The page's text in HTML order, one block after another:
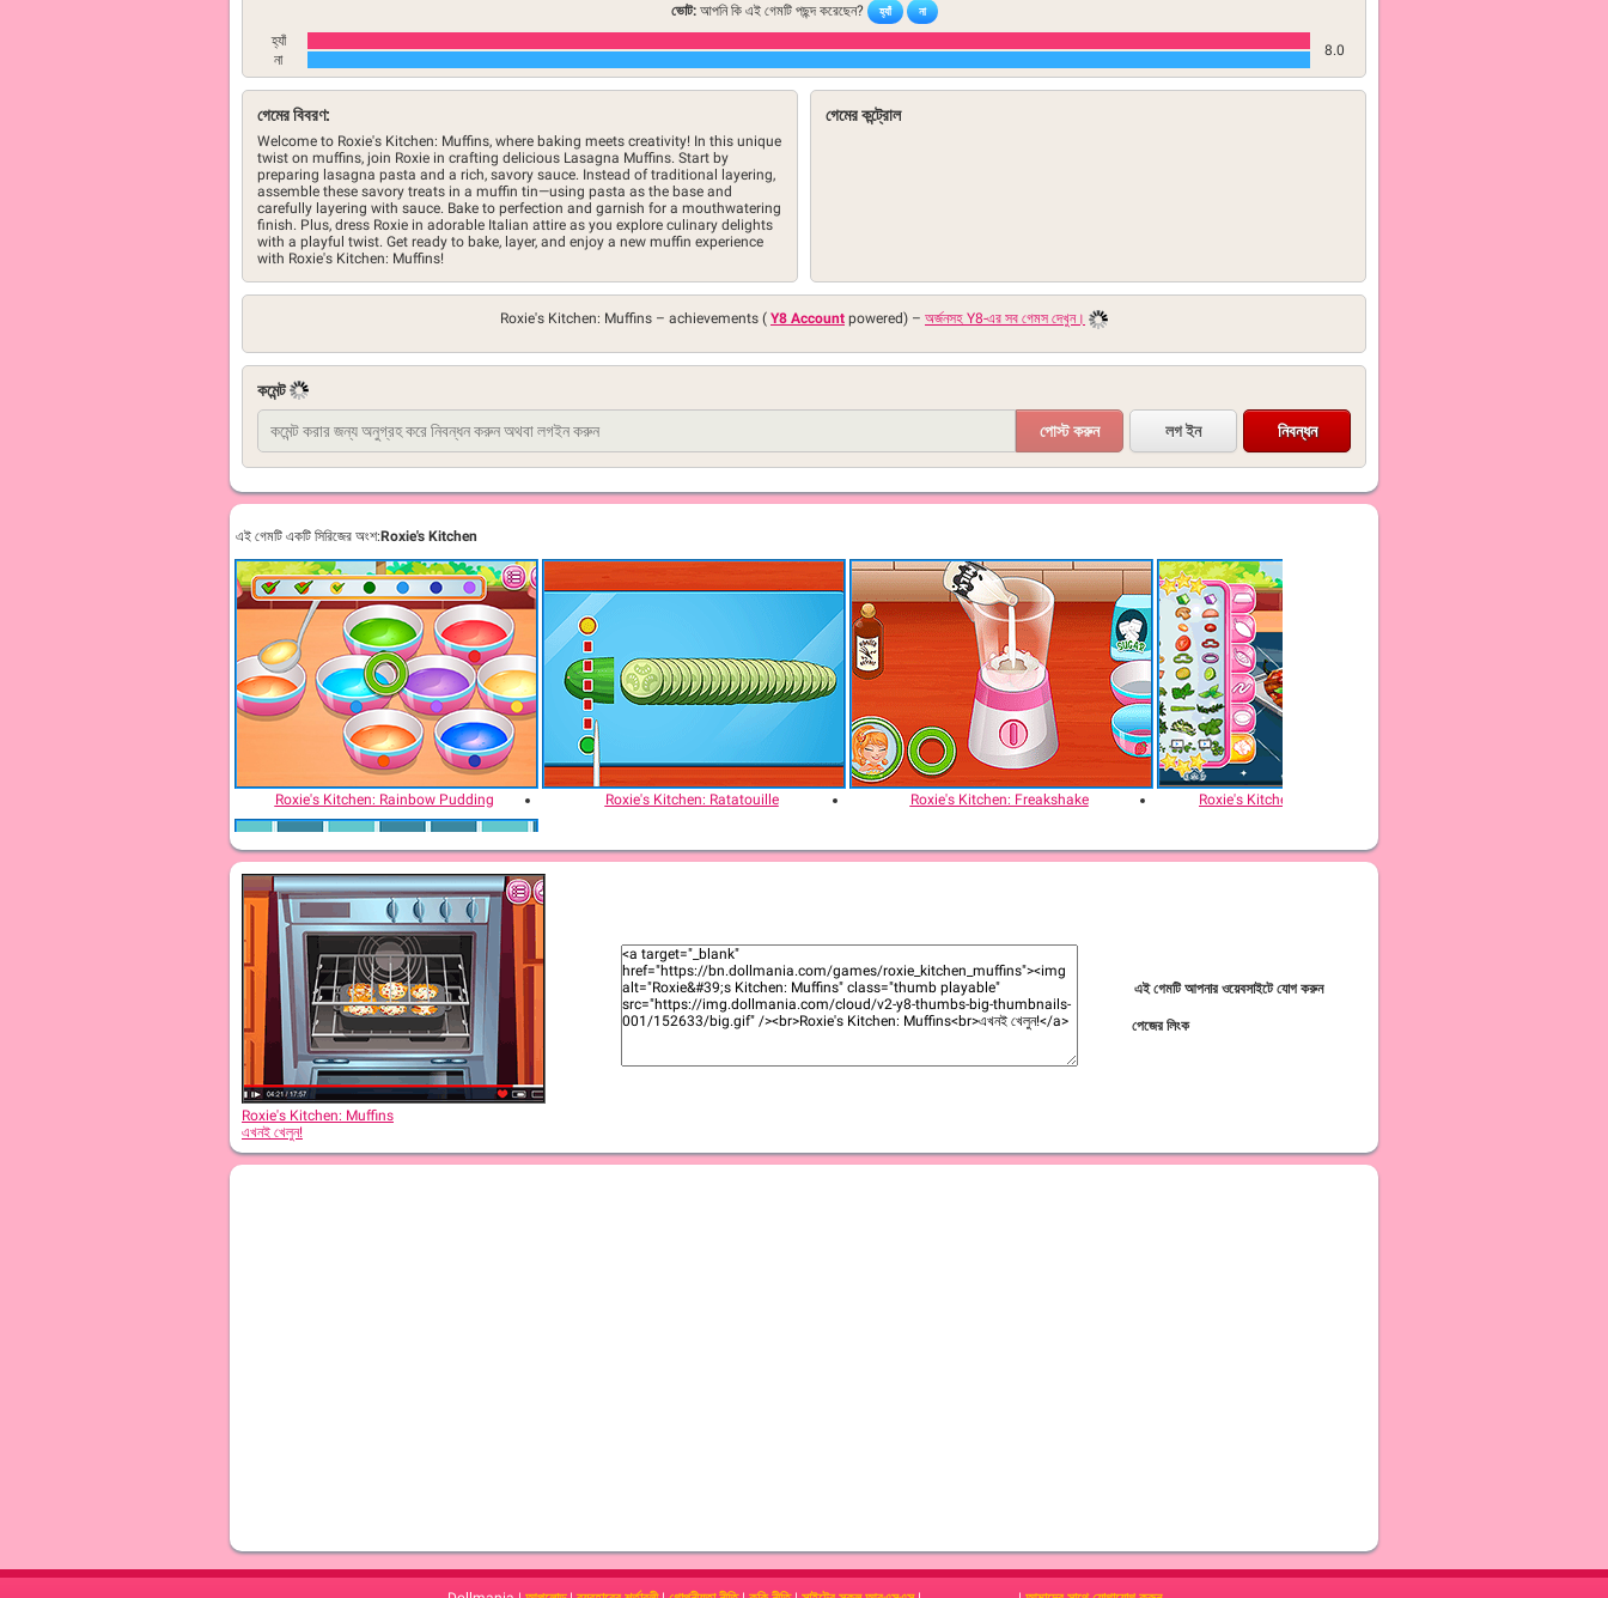
ভোট:আপনি কি এই গেমটি পছন্দ করেছেন? হ্যাঁ না
হ্যাঁ
8.0
না
গেমের বিবরণ:
Welcome to Roxie's Kitchen: Muffins, where baking meets creativity! In this unique
twist on muffins, join Roxie in crafting delicious Lasagna Muffins. Start by
preparing lasagna pasta and a rich, savory sauce. Instead of traditional layering,
assemble these savory treats in a muffin tin—using pasta as the base and
carefully layering with sauce. Bake to perfection and garnish for a mouthwatering
finish. Plus, dress Roxie in adorable Italian attire as you explore culinary delights
with a playful twist. Get ready to bake, layer, and enjoy a new muffin experience
with Roxie's Kitchen: Muffins!
গেমের কন্ট্রোল
Roxie's Kitchen: Muffins – achievements ( Y8 Account powered) – অর্জনসহ Y8-এর সব গেমস দেখুন।
কমেন্ট
লগ ইন নিবন্ধন
এই গেমটি একটি সিরিজের অংশ:Roxie's Kitchen
Roxie's Kitchen: Rainbow Pudding Roxie's Kitchen: Ratatouille Roxie's Kitchen: Freakshake Roxie's Kitchen: Jalapeño Popper
Roxie's Kitchen: Birthday Cake
Roxie's Kitchen: Muffins
এখনই খেলুন!
এই গেমটি আপনার ওয়েবসাইটে যোগ করুন
পেজের লিংক